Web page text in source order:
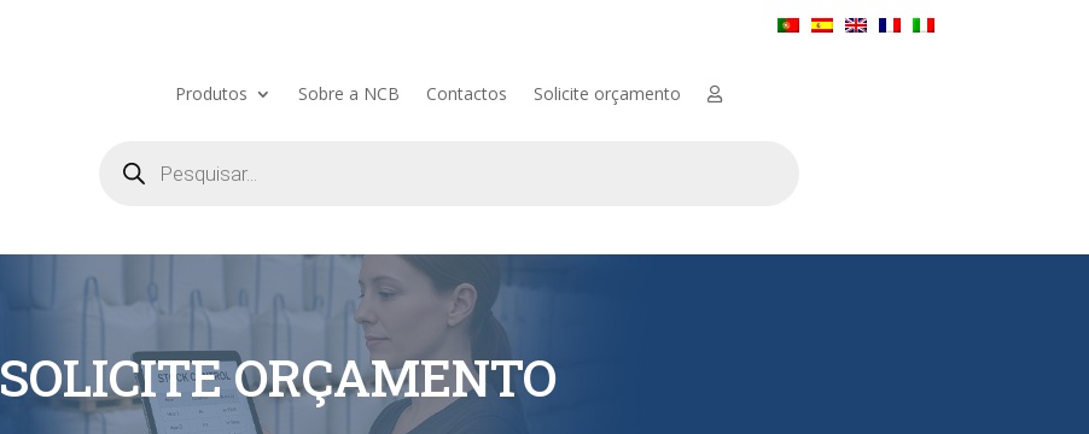
Produtos Sobre a NCB Contactos Solicite orçamento
produtos
SOLICITE ORÇAMENTO